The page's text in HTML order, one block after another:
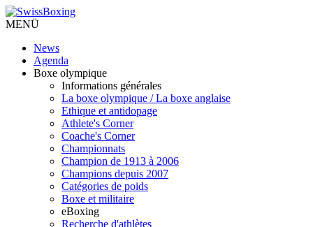
MENÜ
News
Agenda
Boxe olympique
Informations générales
La boxe olympique / La boxe anglaise
Ethique et antidopage
Athlete's Corner
Coache's Corner
Championnats
Champion de 1913 à 2006
Champions depuis 2007
Catégories de poids
Boxe et militaire
eBoxing
Recherche d'athlètes